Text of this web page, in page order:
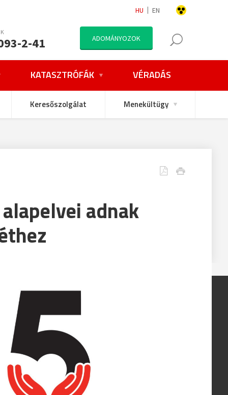
HU EN
2-41 ADOMÁNYOZOK
KATASZTRÓFÁK VÉRADÁS
Keresőszolgálat Menekültügy
adnak